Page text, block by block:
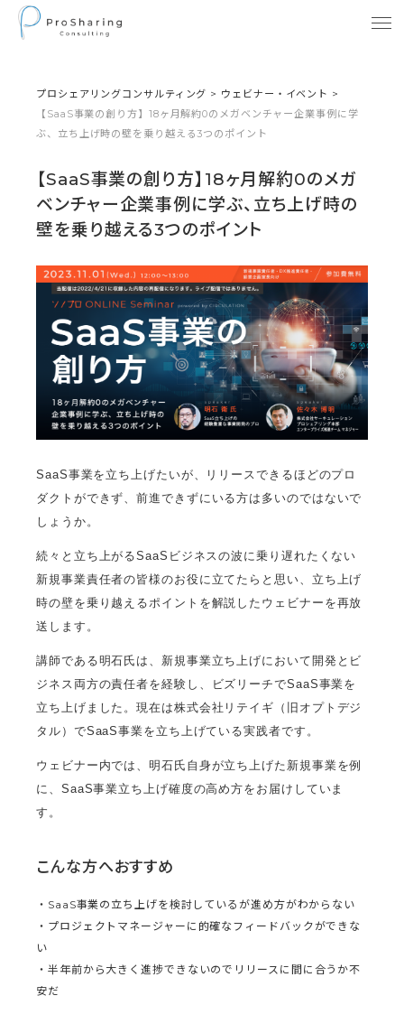
プロシェアリングコンサルティング > ウェビナー・イベント >
【SaaS事業の創り方】18ヶ月解約0のメガベンチャー企業事例に学
ぶ、立ち上げ時の壁を乗り越える3つのポイント
【SaaS事業の創り方】18ヶ月解約0のメガ
ベンチャー企業事例に学ぶ、立ち上げ時の
壁を乗り越える3つのポイント
SaaS事業を立ち上げたいが、リリースできるほどのプロ
ダクトができず、前進できずにいる方は多いのではないで
しょうか。
続々と立ち上がるSaaSビジネスの波に乗り遅れたくない
新規事業責任者の皆様のお役に立てたらと思い、立ち上げ
時の壁を乗り越えるポイントを解説したウェビナーを再放
送します。
講師である明石氏は、新規事業立ち上げにおいて開発とビ
ジネス両方の責任者を経験し、ビズリーチでSaaS事業を
立ち上げました。現在は株式会社リテイギ（旧オプトデジ
タル）でSaaS事業を立ち上げている実践者です。
ウェビナー内では、明石氏自身が立ち上げた新規事業を例
に、SaaS事業立ち上げ確度の高め方をお届けしていま
す。
こんな方へおすすめ
・SaaS事業の立ち上げを検討しているが進め方がわからない
・プロジェクトマネージャーに的確なフィードバックができな
い
・半年前から大きく進捗できないのでリリースに間に合うか不
安だ